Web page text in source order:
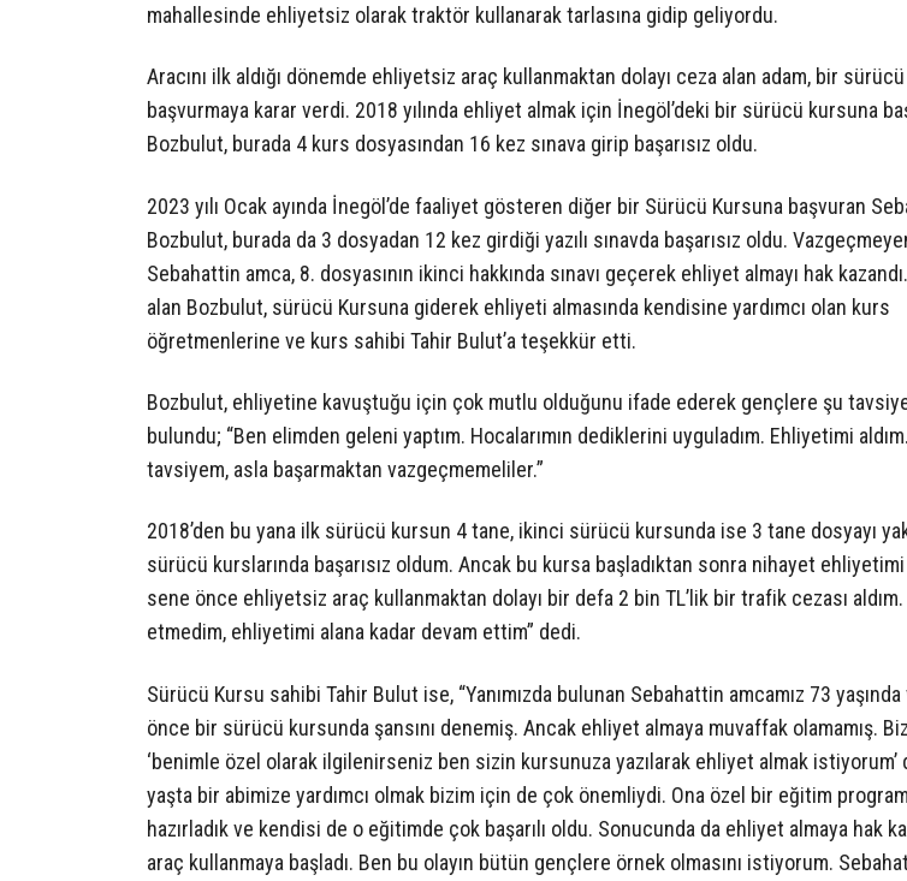
mahallesinde ehliyetsiz olarak traktör kullanarak tarlasına gidip geliyordu.
Aracını ilk aldığı dönemde ehliyetsiz araç kullanmaktan dolayı ceza alan adam, bir
başvurmaya karar verdi. 2018 yılında ehliyet almak için İnegöl’deki bir sürücü kursuna
Bozbulut, burada 4 kurs dosyasından 16 kez sınava girip başarısız oldu.
2023 yılı Ocak ayında İnegöl’de faaliyet gösteren diğer bir Sürücü Kursuna başvuran
Bozbulut, burada da 3 dosyadan 12 kez girdiği yazılı sınavda başarısız oldu.
Sebahattin amca, 8. dosyasının ikinci hakkında sınavı geçerek ehliyet almayı hak
alan Bozbulut, sürücü Kursuna giderek ehliyeti almasında kendisine yardımcı olan kurs
öğretmenlerine ve kurs sahibi Tahir Bulut’a teşekkür etti.
Bozbulut, ehliyetine kavuştuğu için çok mutlu olduğunu ifade ederek gençlere şu
bulundu; “Ben elimden geleni yaptım. Hocalarımın dediklerini uyguladım. Ehliyetimi
tavsiyem, asla başarmaktan vazgeçmemeliler.”
2018’den bu yana ilk sürücü kursun 4 tane, ikinci sürücü kursunda ise 3 tane dosyayı
sürücü kurslarında başarısız oldum. Ancak bu kursa başladıktan sonra nihayet ehliyetimi
sene önce ehliyetsiz araç kullanmaktan dolayı bir defa 2 bin TL’lik bir trafik cezası
etmedim, ehliyetimi alana kadar devam ettim” dedi.
Sürücü Kursu sahibi Tahir Bulut ise, “Yanımızda bulunan Sebahattin amcamız 73 yaşında
önce bir sürücü kursunda şansını denemiş. Ancak ehliyet almaya muvaffak olamamış.
‘benimle özel olarak ilgilenirseniz ben sizin kursunuza yazılarak ehliyet almak istiyorum’
yaşta bir abimize yardımcı olmak bizim için de çok önemliydi. Ona özel bir eğitim
hazırladık ve kendisi de o eğitimde çok başarılı oldu. Sonucunda da ehliyet almaya hak
araç kullanmaya başladı. Ben bu olayın bütün gençlere örnek olmasını istiyorum.